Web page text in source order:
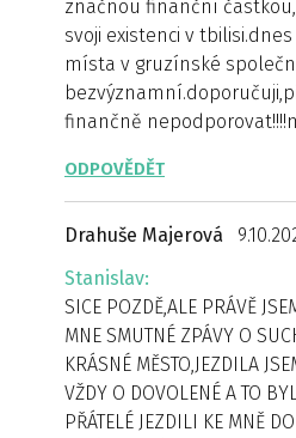
značnou finanční
svoji existenci v
místa v gruzínské
finančně
ODPOVĚDĚT
Drahuše Majerová
Stanislav:
SICE POZDĚ,ALE PRÁVĚ
MNE SMUTNÉ ZPÁVY O
KRÁSNÉ MĚSTO,JEZDILA
VŽDY O DOVOLENÉ A TO
PŘÁTELÉ JEZDILI KE MNĚ